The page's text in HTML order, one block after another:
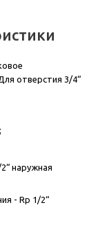
отверстия 3/4“
наружная
- Rp 1/2“